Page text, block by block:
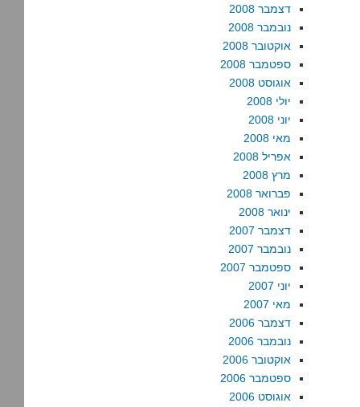
דצמבר 2008
נובמבר 2008
אוקטובר 2008
ספטמבר 2008
אוגוסט 2008
יולי 2008
יוני 2008
מאי 2008
אפריל 2008
מרץ 2008
פברואר 2008
ינואר 2008
דצמבר 2007
נובמבר 2007
ספטמבר 2007
יוני 2007
מאי 2007
דצמבר 2006
נובמבר 2006
אוקטובר 2006
ספטמבר 2006
אוגוסט 2006